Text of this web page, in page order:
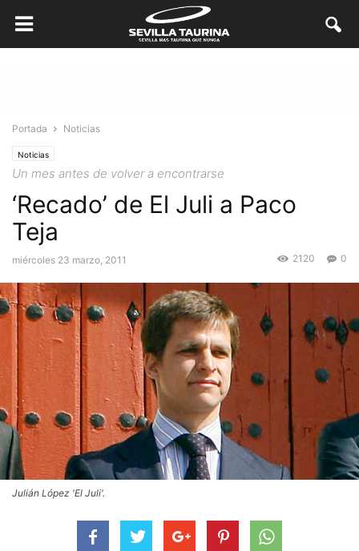
Portada Noticias
Noticias
Un mes antes de volver a encontrarse
‘Recado’ de El Juli a Paco
Teja
miércoles 23 marzo, 2011 0
2120
Julián López 'El Juli'.